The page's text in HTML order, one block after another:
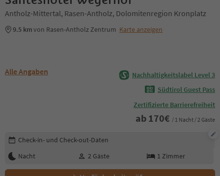
Antholz-Mittertal, Rasen-Antholz, Dolomitenregion Kronplatz
9.5 kmvon Rasen-Antholz Zentrum Karte anzeigen
Alle Angaben
Nachhaltigkeitslabel Level 3
Südtirol Guest Pass
Zertifizierte Barrierefreiheit
ab 170€ / 1 Nacht / 2 Gäste
Buchungsdetails bearbeiten
Check-in- und Check-out-Daten
Nacht
2 Gäste 1 Zimmer